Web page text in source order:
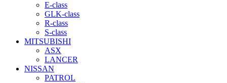
E-class
GLK-class
R-class
S-class
MITSUBISHI
ASX
LANCER
NISSAN
PATROL